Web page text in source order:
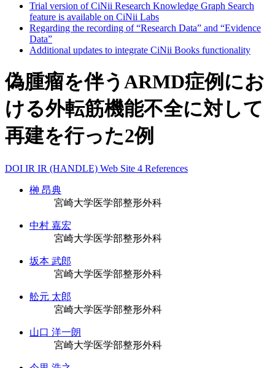
Trial version of CiNii Research Knowledge Graph Search
feature is available on CiNii Labs
Regarding the recording of “Research Data” and “Evidence
Data”
Additional updates to integrate CiNii Books functionality
偽腫瘤を伴うARMD症例にお
ける外転筋機能不全に対して
再建を行った2例
DOI IR IR (HANDLE) Web Site 4 References
榊 昂典
宮崎大学医学部整形外科
中村 嘉宏
宮崎大学医学部整形外科
坂本 武郎
宮崎大学医学部整形外科
舩元 太郎
宮崎大学医学部整形外科
山口 洋一朗
宮崎大学医学部整形外科